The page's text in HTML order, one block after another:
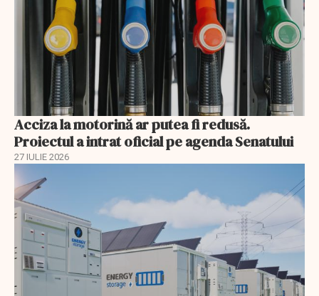
Acciza la motorină ar putea fi redusă.
Proiectul a intrat oficial pe agenda Senatului
27 IULIE 2026